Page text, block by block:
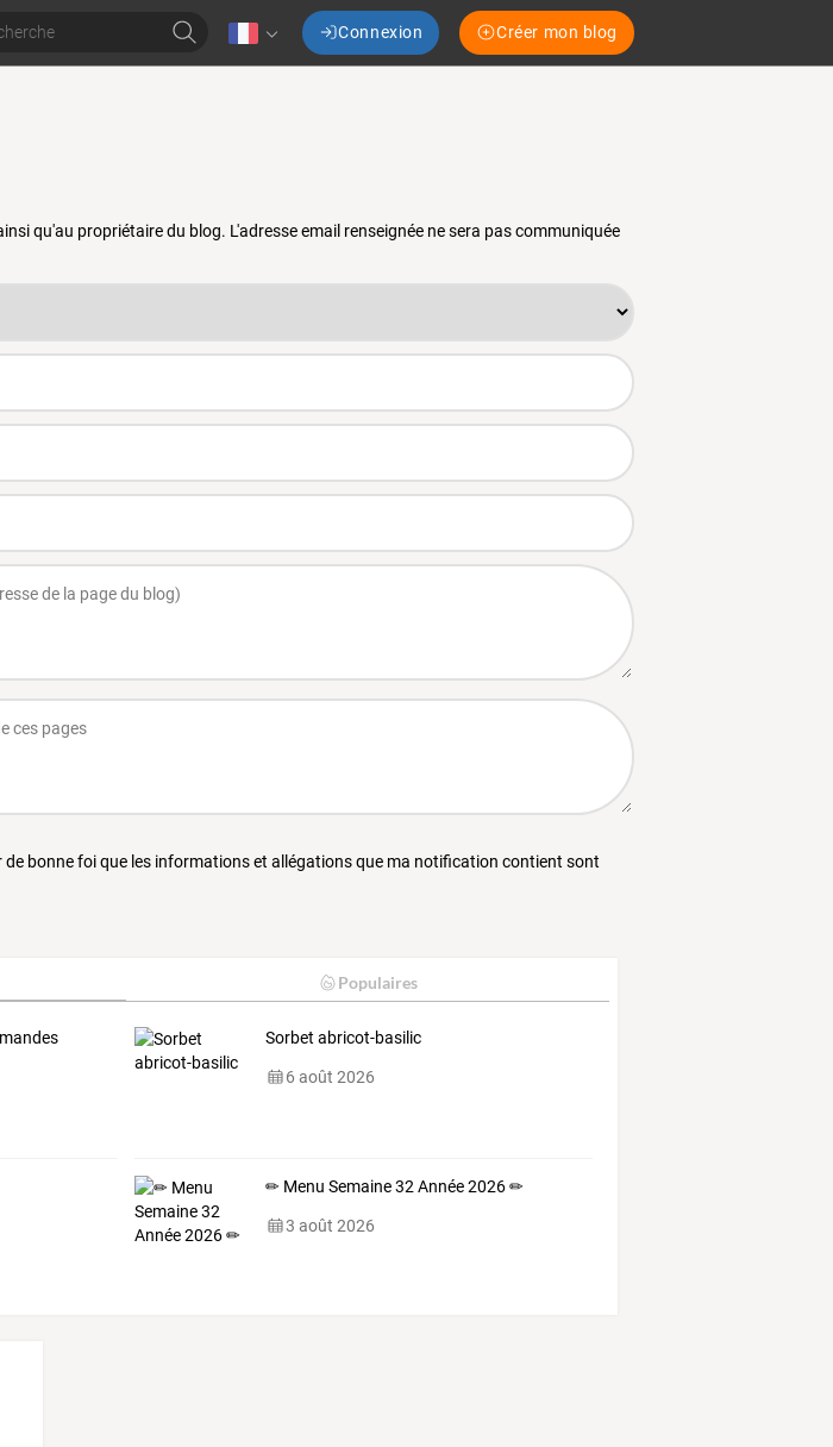
Connexion Créer mon blog
qu'au propriétaire du blog. L'adresse email renseignée ne sera pas communiquée
de bonne foi que les informations et allégations que ma notification contient sont
Populaires
Sorbet abricot-basilic
6 août 2026
✏ Menu Semaine 32 Année 2026 ✏
3 août 2026